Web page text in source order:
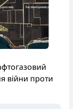
війни проти